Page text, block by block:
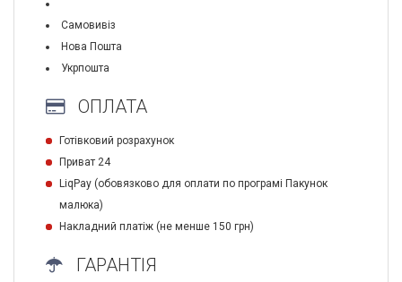
Самовивіз
Нова Пошта
Укрпошта
ОПЛАТА
Готівковий розрахунок
Приват 24
LiqPay (обовязково для оплати по програмі Пакунок
малюка)
Накладний платіж (не менше 150 грн)
ГАРАНТІЯ